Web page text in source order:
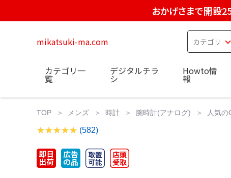
おかげさまで開設
mikatsuki-ma.com
カテゴリ一
覧
デジタルチラ
シ
Howto情
報
TOP メンズ 時計 腕時計(アナログ) 人気
(582)